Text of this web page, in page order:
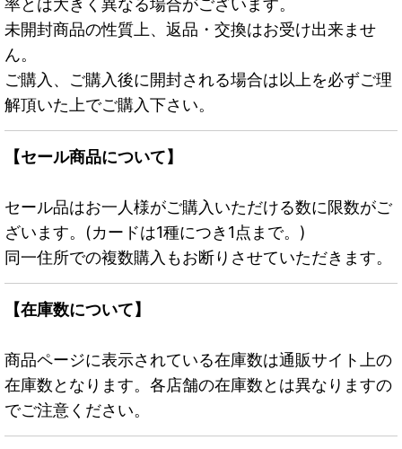
率とは大きく異なる場合がございます。
未開封商品の性質上、返品・交換はお受け出来ませ
ん。
ご購入、ご購入後に開封される場合は以上を必ずご理
解頂いた上でご購入下さい。
【セール商品について】
セール品はお一人様がご購入いただける数に限数がご
ざいます。(カードは1種につき1点まで。)
同一住所での複数購入もお断りさせていただきます。
【在庫数について】
商品ページに表示されている在庫数は通販サイト上の
在庫数となります。各店舗の在庫数とは異なりますの
でご注意ください。